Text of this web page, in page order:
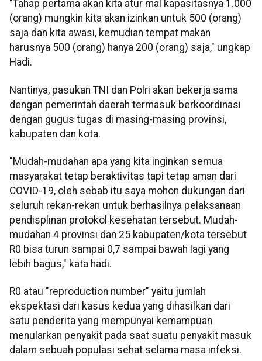
"Tahap pertama akan kita atur mal kapasitasnya 1.000
(orang) mungkin kita akan izinkan untuk 500 (orang)
saja dan kita awasi, kemudian tempat makan
harusnya 500 (orang) hanya 200 (orang) saja," ungkap
Hadi.
Nantinya, pasukan TNI dan Polri akan bekerja sama
dengan pemerintah daerah termasuk berkoordinasi
dengan gugus tugas di masing-masing provinsi,
kabupaten dan kota.
"Mudah-mudahan apa yang kita inginkan semua
masyarakat tetap beraktivitas tapi tetap aman dari
COVID-19, oleh sebab itu saya mohon dukungan dari
seluruh rekan-rekan untuk berhasilnya pelaksanaan
pendisplinan protokol kesehatan tersebut. Mudah-
mudahan 4 provinsi dan 25 kabupaten/kota tersebut
R0 bisa turun sampai 0,7 sampai bawah lagi yang
lebih bagus," kata hadi.
R0 atau "reproduction number" yaitu jumlah
ekspektasi dari kasus kedua yang dihasilkan dari
satu penderita yang mempunyai kemampuan
menularkan penyakit pada saat suatu penyakit masuk
dalam sebuah populasi sehat selama masa infeksi.